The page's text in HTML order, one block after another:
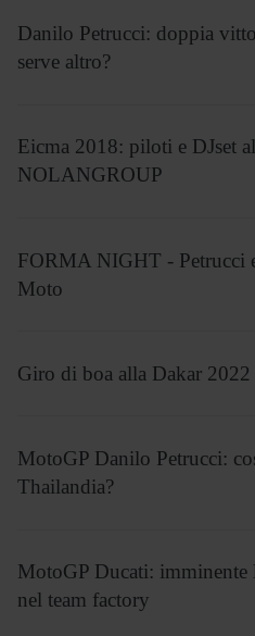
Danilo Petrucci: doppia
serve altro?
Eicma 2018: piloti e DJset
NOLANGROUP
FORMA NIGHT - Petrucci
Moto
Giro di boa alla Dakar 2022
MotoGP Danilo Petrucci:
Thailandia?
MotoGP Ducati:
nel team factory